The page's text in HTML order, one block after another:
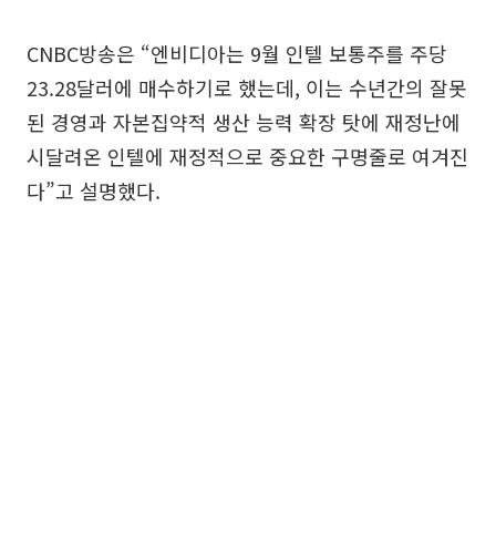
CNBC방송은 “엔비디아는 9월 인텔 보통주를 주당
23.28달러에 매수하기로 했는데, 이는 수년간의 잘못
된 경영과 자본집약적 생산 능력 확장 탓에 재정난에
시달려온 인텔에 재정적으로 중요한 구명줄로 여겨진
다”고 설명했다.